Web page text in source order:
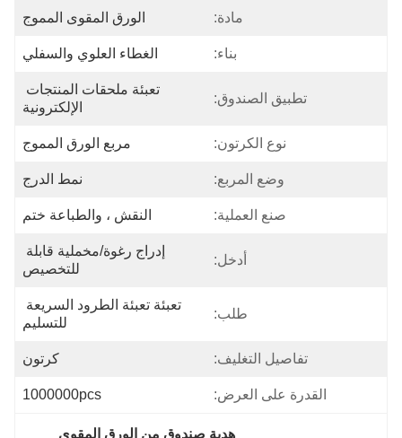
مادة: الورق المقوى المموج
بناء: الغطاء العلوي والسفلي
تطبيق الصندوق:
الإلكترونية
نوع الكرتون: مربع الورق المموج
وضع المربع: نمط الدرج
صنع العملية: النقش ، والطباعة ختم
أدخل:
للتخصيص
طلب:
للتسليم
تفاصيل التغليف: كرتون
القدرة على العرض: 1000000pcs